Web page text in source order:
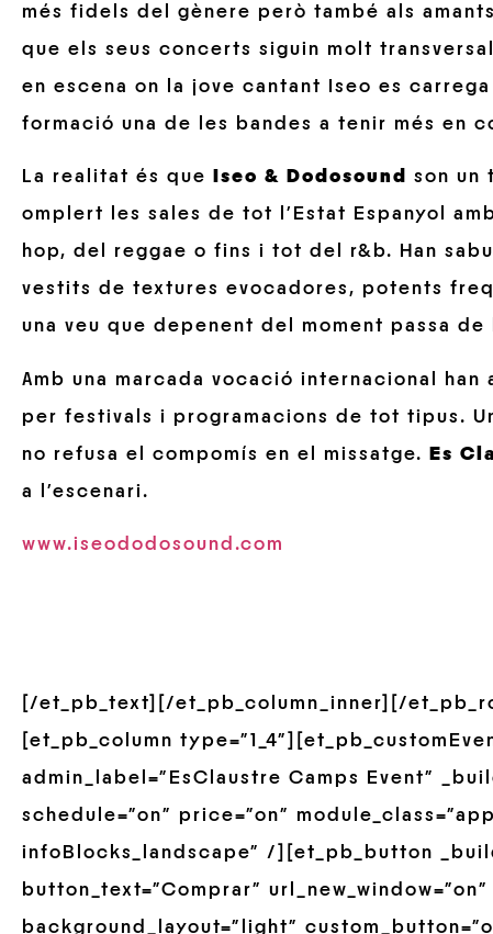
més fidels del gènere però també als
que els seus concerts siguin molt
en escena on la jove cantant Iseo es
formació una de les bandes a tenir més en
La realitat és que Iseo & Dodosound
son un
omplert les sales de tot l’Estat Espanyol
hop, del reggae o fins i tot del r&b. Han
vestits de textures evocadores, potents
una veu que depenent del moment passa
Amb una marcada vocació internacional
per festivals i programacions de tot tipus.
no refusa el compomís en el missatge.
Es
a l’escenari.
www.iseododosound.com
[/et_pb_text][/et_pb_column_inner][/
[et_pb_column
admin_label=”EsClaustre Camps Event”
schedule=”on” price=”on”
infoBlocks_landscape” /][et_pb_button
button_text=”Comprar”
background_layout=”light”